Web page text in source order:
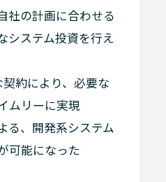
社の計画に合わせる
システム投資を行え
約により、必要な
ムリーに実現
る、開発系システム
可能になった